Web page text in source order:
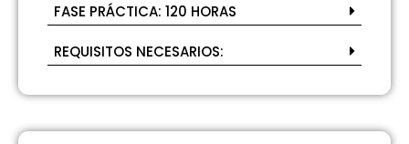
FASE PRÁCTICA: 120 HORAS
REQUISITOS NECESARIOS: